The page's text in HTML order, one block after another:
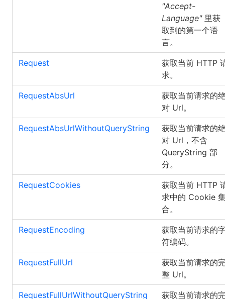
"Accept-
Language"里获
取到的第一个语
言。
Request
获取当前 HTTP
求。
RequestAbsUrl
获取当前请求的
对 Url。
RequestAbsUrlWithoutQueryString
获取当前请求的
对 Url，不含
QueryString 部
分。
RequestCookies
获取当前 HTTP
求中的 Cookie
合。
RequestEncoding
获取当前请求的
符编码。
RequestFullUrl
获取当前请求的
整 Url。
RequestFullUrlWithoutQueryString
获取当前请求的